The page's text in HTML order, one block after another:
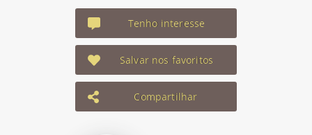
Tenho interesse
Salvar nos favoritos
Compartilhar